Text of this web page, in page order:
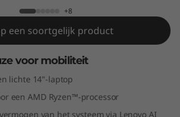
+8
een soortgelijk product
voor mobiliteit
lichte 14"-laptop
een AMD Ryzen™-processor
van het systeem via Lenovo AI